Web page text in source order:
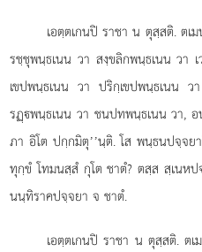
เอตฺตเกนปิ ราชา น ตุสฺสติ. ต
รชฺชุพนฺธเนน วา สงฺขลิกพนฺธเนน วา
เขปพนฺธเนน วา ปริกฺเขปพนฺธเนน
รฏฺพนฺธเนน วา ชนปทพนฺธเนน วา,
ภา อิโต ปกฺกมิตุ’’นฺติ. โส พนฺธนปจฺจ
ทุกฺขํ โทมนสฺสํ กุโต ชาตํ? ตสฺส สฺเนห
นนฺทิราคปจฺจยา จ ชาตํ.
เอตฺตเกนปิราชา น ตุสฺสติ. ตเ